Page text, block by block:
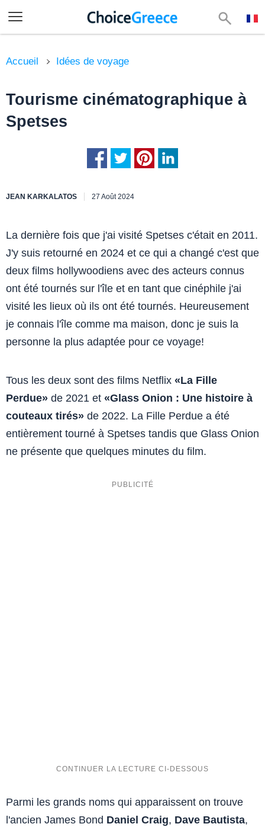
Accueil Idées de voyage
Tourisme cinématographique à
Spetses
JEAN KARKALATOS 27 Août 2024
La dernière fois que j'ai visité Spetses c'était en 2011.
J'y suis retourné en 2024 et ce qui a changé c'est que
deux films hollywoodiens avec des acteurs connus
ont été tournés sur l'île et en tant que cinéphile j'ai
visité les lieux où ils ont été tournés. Heureusement
je connais l'île comme ma maison, donc je suis la
personne la plus adaptée pour ce voyage!
Tous les deux sont des films Netflix «La Fille
Perdue» de 2021 et «Glass Onion : Une histoire à
couteaux tirés» de 2022. La Fille Perdue a été
entièrement tourné à Spetses tandis que Glass Onion
ne présente que quelques minutes du film.
Parmi les grands noms qui apparaissent on trouve
l'ancien James Bond Daniel Craig, Dave Bautista,